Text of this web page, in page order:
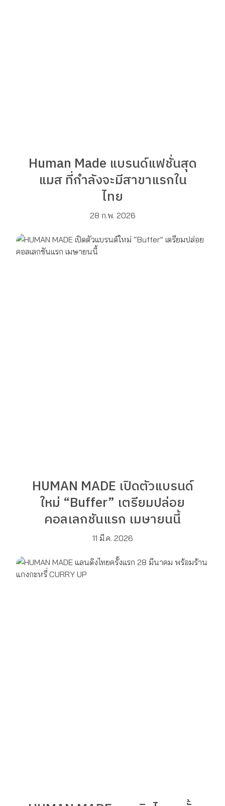
Human Made แบรนด์แฟชั่นสุด
แมส ที่กำลังจะมีสาขาแรกใน
ไทย
28 ก.พ. 2026
HUMAN MADE เปิดตัวแบรนด์
ใหม่ “Buffer” เตรียมปล่อย
คอลเลกชันแรก เมษายนนี้
11 มี.ค. 2026